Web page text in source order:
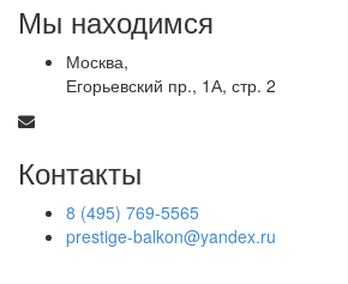
Мы находимся
Москва,
Егорьевский пр., 1А, стр. 2
Контакты
8 (495) 769-5565
prestige-balkon@yandex.ru